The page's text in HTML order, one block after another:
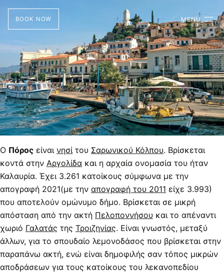
BOOK NOW MENU
Ο Πόρος είναι νησίτου Σαρωνικού Κόλπου. Βρίσκεται
κοντά στην Αργολίδα και η αρχαία ονομασία του ήταν
Καλαυρία. Έχει 3.261 κατοίκους σύμφωνα με την
απογραφή 2021(με την απογραφή του 2011 είχε 3.993)
που αποτελούν ομώνυμο δήμο. Βρίσκεται σε μικρή
απόσταση από την ακτή Πελοποννήσου και το απέναντι
χωριό Γαλατάς της Τροιζηνίας. Είναι γνωστός, μεταξύ
άλλων, για το σπουδαίο λεμονοδάσος που βρίσκεται στην
παραπάνω ακτή, ενώ είναι δημοφιλής σαν τόπος μικρών
αποδράσεων για τους κατοίκους του λεκανοπεδίου